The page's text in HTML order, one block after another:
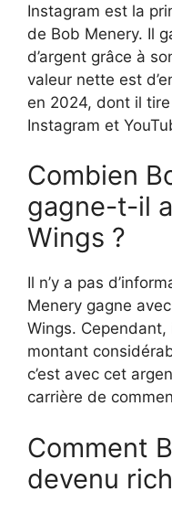
Instagram est la
de Bob Menery. Il
d’argent grâce à
valeur nette est
en 2024, dont il
Instagram et
Combien
gagne-t-il
Wings ?
Il n’y a pas
Menery gagne
Wings. Cependant,
montant
c’est avec cet
carrière de
Comment
devenu